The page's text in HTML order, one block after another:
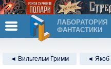
ЛАБОРАТОРИЯ
ФАНТАСТИКИ
◄ Вильгельм Гримм ◄ Якоб